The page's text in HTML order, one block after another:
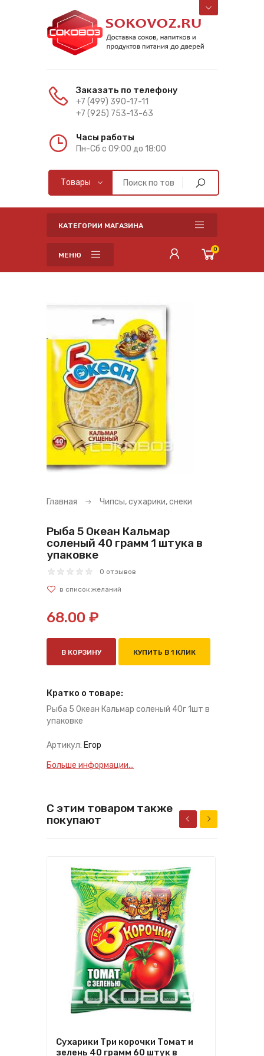
Заказать по телефону
+7 (499) 390-17-11
+7 (925) 753-13-63
Часы работы
Пн-Cб с 09:00 до 18:00
КАТЕГОРИИ МАГАЗИНА
МЕНЮ
0
Главная Чипсы, сухарики, снеки
Рыба 5 Океан Кальмар
соленый 40 грамм 1 штука в
упаковке
0 отзывов
68.00 ₽
В КОРЗИНУ КУПИТЬ В 1 КЛИК
Кратко о товаре:
Рыба 5 Океан Кальмар соленый 40г 1шт в
упаковке
Артикул: Егор
Больше информации...
С этим товаром также
покупают
Сухарики Три корочки Томат и
зелень 40 грамм 60 штук в